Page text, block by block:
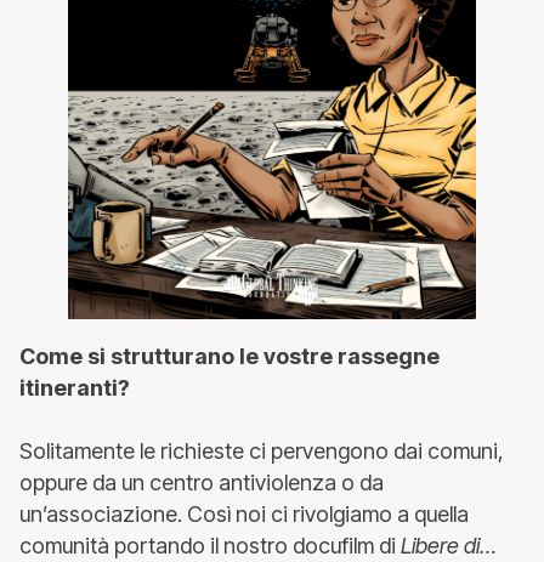
Come si strutturano le vostre rassegne
itineranti?
Solitamente le richieste ci pervengono dai comuni,
oppure da un centro antiviolenza o da
un’associazione. Così noi ci rivolgiamo a quella
comunità portando il nostro docufilm di Libere di…